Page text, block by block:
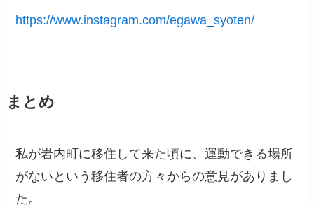
https://www.instagram.com/egawa_syoten/
まとめ
私が岩内町に移住して来た頃に、運動できる場所
がないという移住者の方々からの意見がありまし
た。